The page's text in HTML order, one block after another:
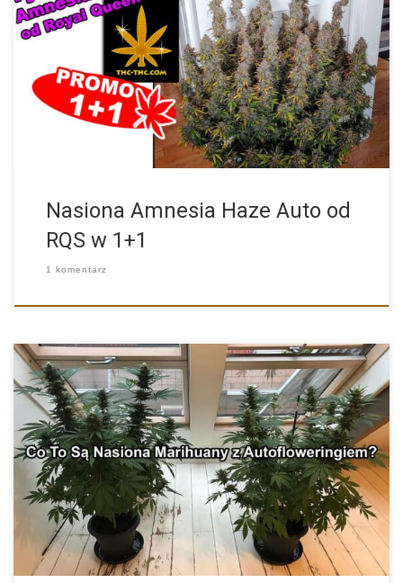
Uwaga, uwaga! Promocja specjalnie dla miłośników klasyków, a
zarazem niezwykłej […]
Nasiona Amnesia Haze Auto od
RQS w 1+1
1 komentarz
Cannabis Ruderalis jest rośliną szczególną. Od konopi indyjskiej i
siewnej […]